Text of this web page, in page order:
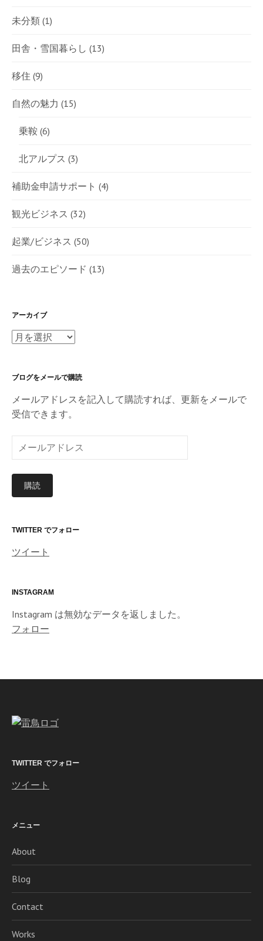
未分類 (1)
田舎・雪国暮らし (13)
移住 (9)
自然の魅力 (15)
乗鞍 (6)
北アルプス (3)
補助金申請サポート (4)
観光ビジネス (32)
起業/ビジネス (50)
過去のエピソード (13)
アーカイブ
ア
イ
ブ
ブログをメールで購読
メールアドレスを記入して購読すれば、更新をメールで
受信できます。
ー
ル
ド
ス
購読
TWITTER でフォロー
ツイート
INSTAGRAM
Instagram は無効なデータを返しました。
フォロー
TWITTER でフォロー
ツイート
メニュー
About
Blog
Contact
Works